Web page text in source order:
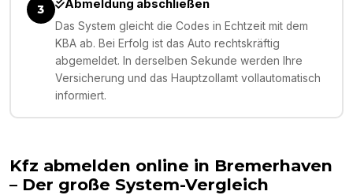
3 Abmeldung abschließen
Das System gleicht die Codes in Echtzeit mit dem
KBA ab. Bei Erfolg ist das Auto rechtskräftig
abgemeldet. In derselben Sekunde werden Ihre
Versicherung und das Hauptzollamt vollautomatisch
informiert.
Kfz abmelden online in Bremerhaven
– Der große System-Vergleich